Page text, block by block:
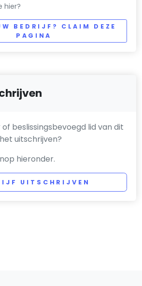
hier?
BEDRIJF? CLAIM DEZE
PAGINA
beslissingsbevoegd lid van dit
uitschrijven?
hieronder.
UITSCHRIJVEN